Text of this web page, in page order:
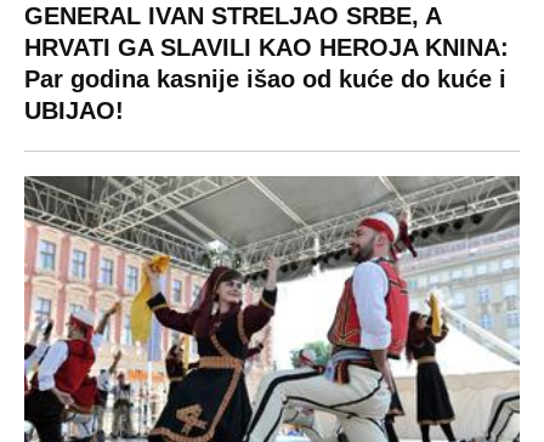
GENERAL IVAN STRELJAO SRBE, A
HRVATI GA SLAVILI KAO HEROJA KNINA:
Par godina kasnije išao od kuće do kuće i
UBIJAO!